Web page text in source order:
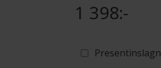
1 398:-